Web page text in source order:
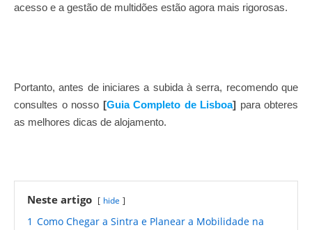
acesso e a gestão de multidões estão agora mais rigorosas.
Portanto, antes de iniciares a subida à serra, recomendo que
consultes o nosso [Guia Completo de Lisboa] para obteres
as melhores dicas de alojamento.
Neste artigo hide
1 Como Chegar a Sintra e Planear a Mobilidade na